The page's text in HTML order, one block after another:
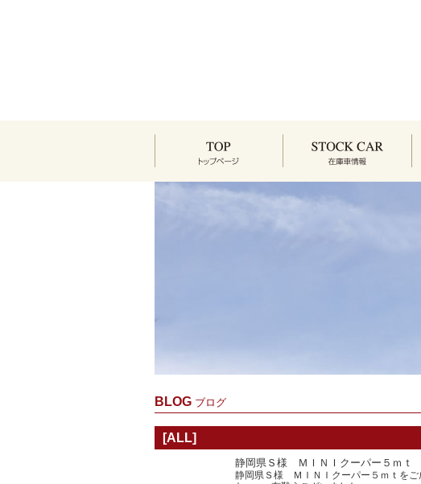
BLOG ブログ
[ALL]
静岡県Ｓ様 ＭＩＮＩクーパー５ｍｔ
静岡県Ｓ様 ＭＩＮＩクーパー５ｍｔを